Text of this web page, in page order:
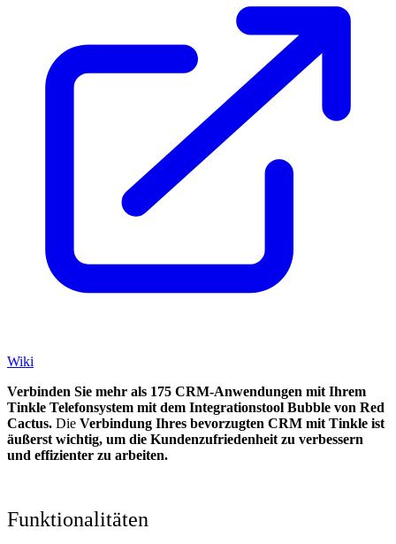
Wiki
Verbinden Sie mehr als 175 CRM-Anwendungen mit Ihrem
Tinkle Telefonsystem mit dem Integrationstool Bubble von Red
Cactus. Die Verbindung Ihres bevorzugten CRM mit Tinkle ist
äußerst wichtig, um die Kundenzufriedenheit zu verbessern
und effizienter zu arbeiten.
Funktionalitäten